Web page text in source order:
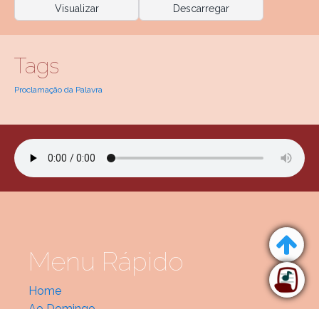
Visualizar Descarregar
Tags
Proclamação da Palavra
Menu Rápido
Home